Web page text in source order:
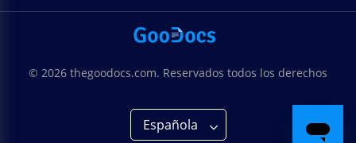
© 2026 thegoodocs.com. Reservados todos los derechos
Española